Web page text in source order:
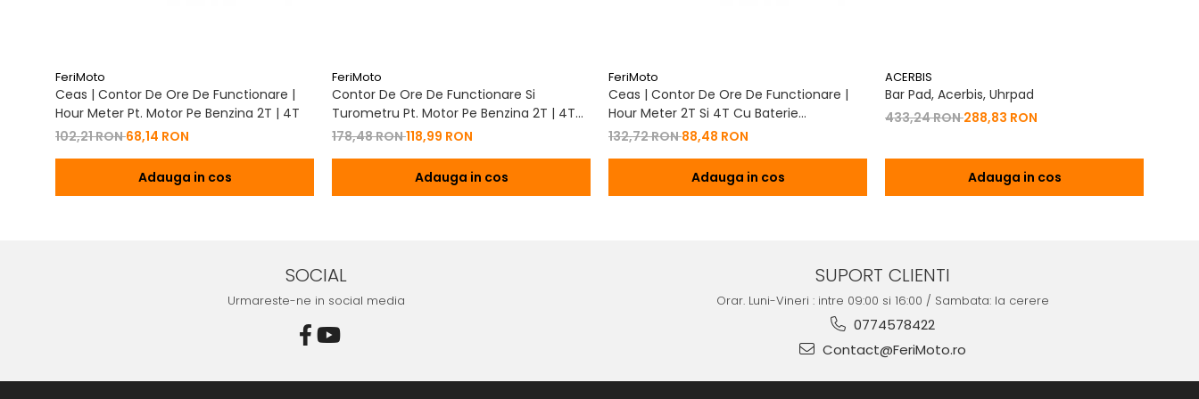
FeriMoto
Ceas | Contor De Ore De Functionare |
Hour Meter Pt. Motor Pe Benzina 2T | 4T
102,21 RON68,14 RON
Adauga in cos
FeriMoto
Contor De Ore De Functionare Si
Turometru Pt. Motor Pe Benzina 2T | 4T
Cu Capac De Baterie
178,48 RON118,99 RON
Adauga in cos
FeriMoto
Ceas | Contor De Ore De Functionare |
Hour Meter 2T Si 4T Cu Baterie
Schimbabila Pt. Motor Pe Benzina 2T | 4T
132,72 RON88,48 RON
Adauga in cos
ACERBIS
Bar Pad, Acerbis, Uhrpad
433,24 RON288,83 RON
Adauga in cos
SOCIAL
Urmareste-ne in social media
SUPORT CLIENTI
Orar. Luni-Vineri : intre 09:00 si 16:00 / Sambata: la cerere
0774578422
Contact@FeriMoto.ro